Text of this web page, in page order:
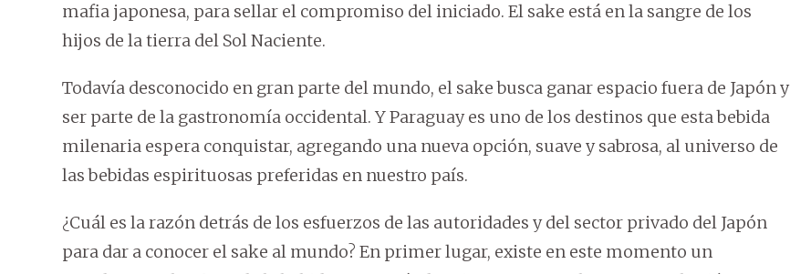
mafia japonesa, para sellar el compromiso del iniciado. El sake está en la sangre de los
hijos de la tierra del Sol Naciente.
Todavía desconocido en gran parte del mundo, el sake busca ganar espacio fuera de Japón y
ser parte de la gastronomía occidental. Y Paraguay es uno de los destinos que esta bebida
milenaria espera conquistar, agregando una nueva opción, suave y sabrosa, al universo de
las bebidas espirituosas preferidas en nuestro país.
¿Cuál es la razón detrás de los esfuerzos de las autoridades y del sector privado del Japón
para dar a conocer el sake al mundo? En primer lugar, existe en este momento un